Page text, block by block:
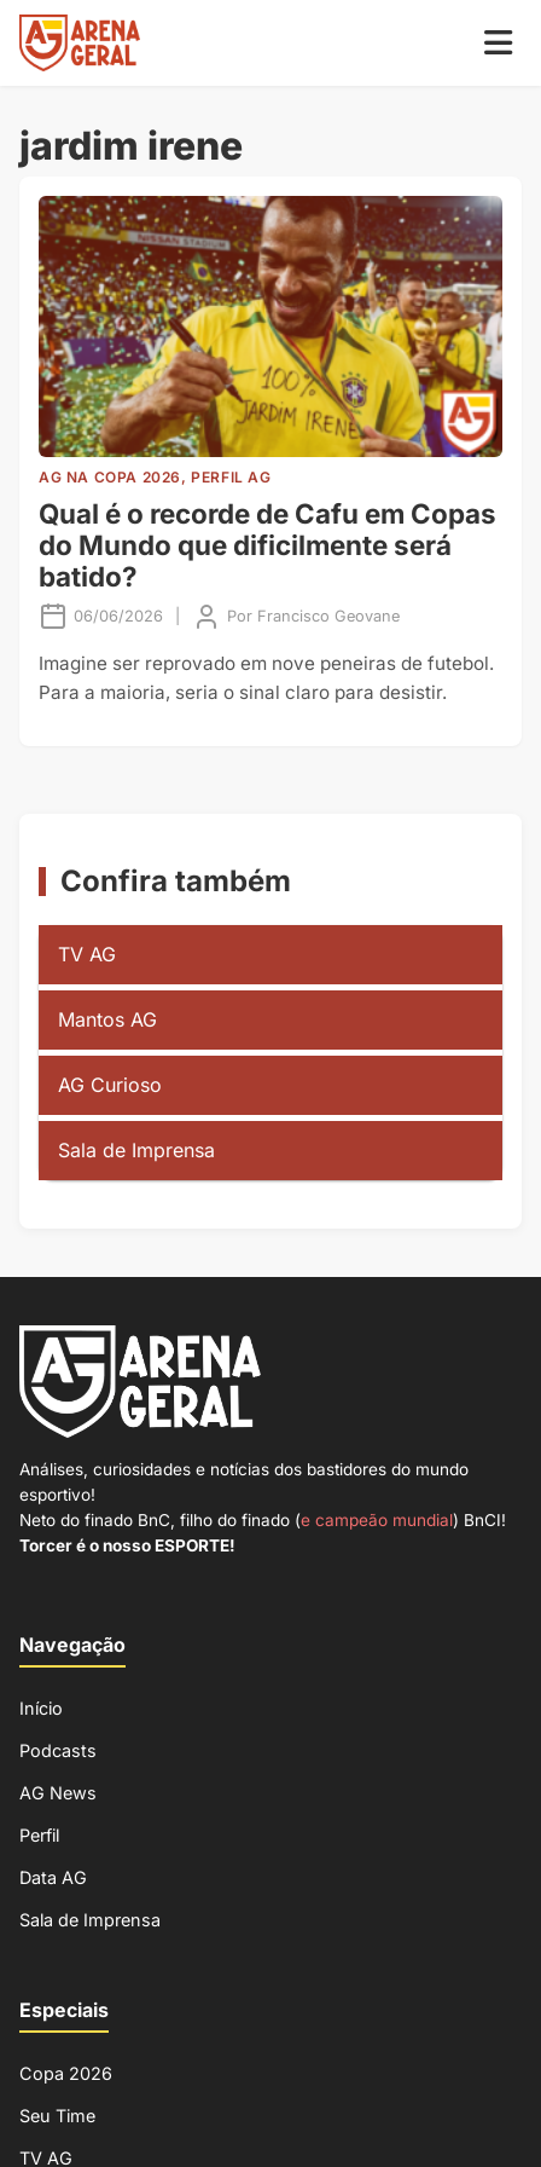
jardim irene
AG NA COPA 2026, PERFIL AG
Qual é o recorde de Cafu em Copas
do Mundo que dificilmente será
batido?
06/06/2026 Por Francisco Geovane
Imagine ser reprovado em nove peneiras de futebol.
Para a maioria, seria o sinal claro para desistir.
Confira também
TV AG
Mantos AG
AG Curioso
Sala de Imprensa
Análises, curiosidades e notícias dos bastidores do mundo
esportivo!
Neto do finado BnC, filho do finado (e campeão mundial) BnCI!
Torcer é o nosso ESPORTE!
Navegação
Início
Podcasts
AG News
Perfil
Data AG
Sala de Imprensa
Especiais
Copa 2026
Seu Time
TV AG